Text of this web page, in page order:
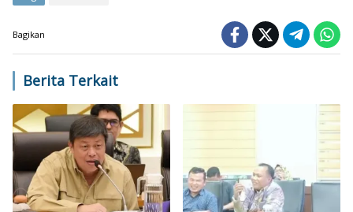
Bagikan
Berita Terkait